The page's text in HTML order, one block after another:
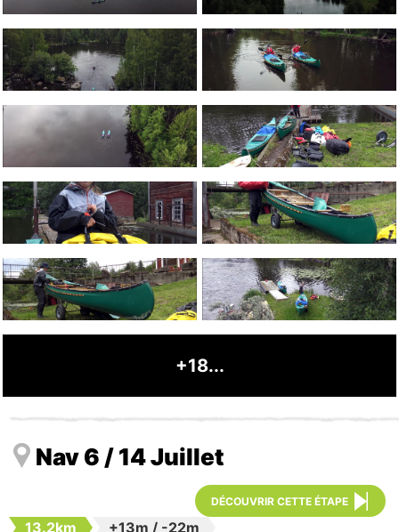
+18...
Nav 6 / 14 Juillet
DÉCOUVRIR CETTE ÉTAPE
13.2km +13m / -22m